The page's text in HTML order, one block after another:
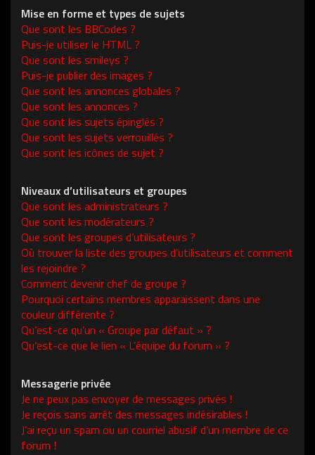
Mise en forme et types de sujets
Que sont les BBCodes ?
Puis-je utiliser le HTML ?
Que sont les smileys ?
Puis-je publier des images ?
Que sont les annonces globales ?
Que sont les annonces ?
Que sont les sujets épinglés ?
Que sont les sujets verrouillés ?
Que sont les icônes de sujet ?
Niveaux d’utilisateurs et groupes
Que sont les administrateurs ?
Que sont les modérateurs ?
Que sont les groupes d’utilisateurs ?
Où trouver la liste des groupes d’utilisateurs et comment
les rejoindre ?
Comment devenir chef de groupe ?
Pourquoi certains membres apparaissent dans une
couleur différente ?
Qu’est-ce qu’un « Groupe par défaut » ?
Qu’est-ce que le lien « L’équipe du forum » ?
Messagerie privée
Je ne peux pas envoyer de messages privés !
Je reçois sans arrêt des messages indésirables !
J’ai reçu un spam ou un courriel abusif d’un membre de ce
forum !